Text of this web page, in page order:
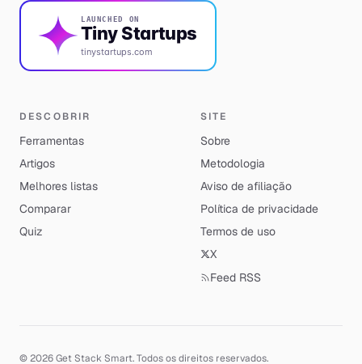
LAUNCHED ON
Tiny Startups
tinystartups.com
DESCOBRIR
Ferramentas
Artigos
Melhores listas
Comparar
Quiz
SITE
Sobre
Metodologia
Aviso de afiliação
Política de privacidade
Termos de uso
X
Feed RSS
© 2026 Get Stack Smart. Todos os direitos reservados.